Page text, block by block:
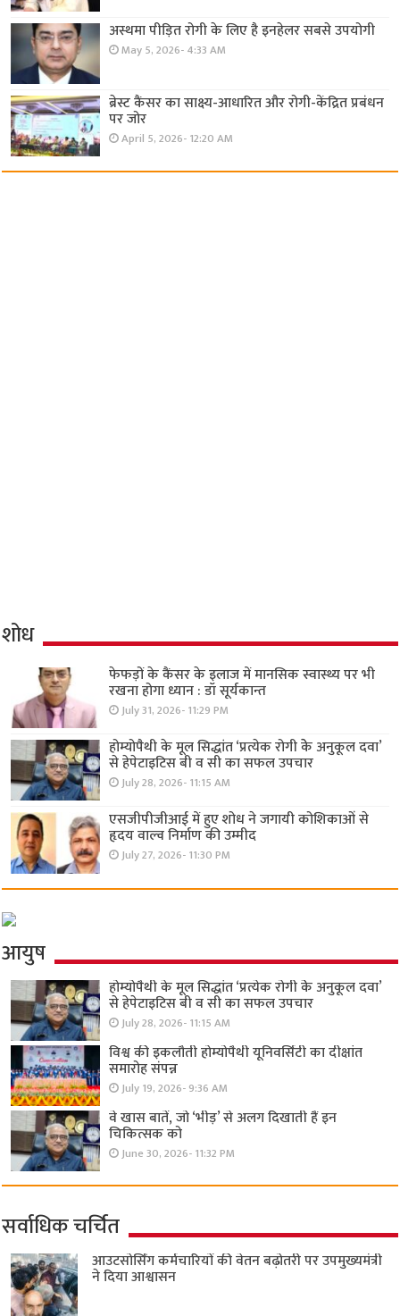
अस्थमा पीड़ित रोगी के लिए है इनहेलर सबसे उपयोगी
May 5, 2026- 4:33 AM
ब्रेस्ट कैंसर का साक्ष्य-आधारित और रोगी-केंद्रित प्रबंधन
पर जोर
April 5, 2026- 12:20 AM
शोध
फेफड़ों के कैंसर के इलाज में मानसिक स्वास्थ्य पर भी
रखना होगा ध्यान : डॉ सूर्यकान्त
July 31, 2026- 11:29 PM
होम्योपैथी के मूल सिद्धांत ‘प्रत्येक रोगी केे अनुकूल दवा’
से हेपेटाइटिस बी व सी का सफल उपचार
July 28, 2026- 11:15 AM
एसजीपीजीआई में हुए शोध ने जगायी कोशिकाओं से
हृदय वाल्व निर्माण की उम्मीद
July 27, 2026- 11:30 PM
आयुष
होम्योपैथी के मूल सिद्धांत ‘प्रत्येक रोगी केे अनुकूल दवा’
से हेपेटाइटिस बी व सी का सफल उपचार
July 28, 2026- 11:15 AM
विश्व की इकलौती होम्योपैथी यूनिवर्सिटी का दीक्षांत
समारोह संपन्न
July 19, 2026- 9:36 AM
वे खास बातें, जो ‘भीड़’ से अलग दिखाती हैं इन
चिकित्सक को
June 30, 2026- 11:32 PM
सर्वाधिक चर्चित
आउटसोर्सिंग कर्मचारियों की वेतन बढ़ोतरी पर उपमुख्यमंत्री
ने दिया आश्वासन